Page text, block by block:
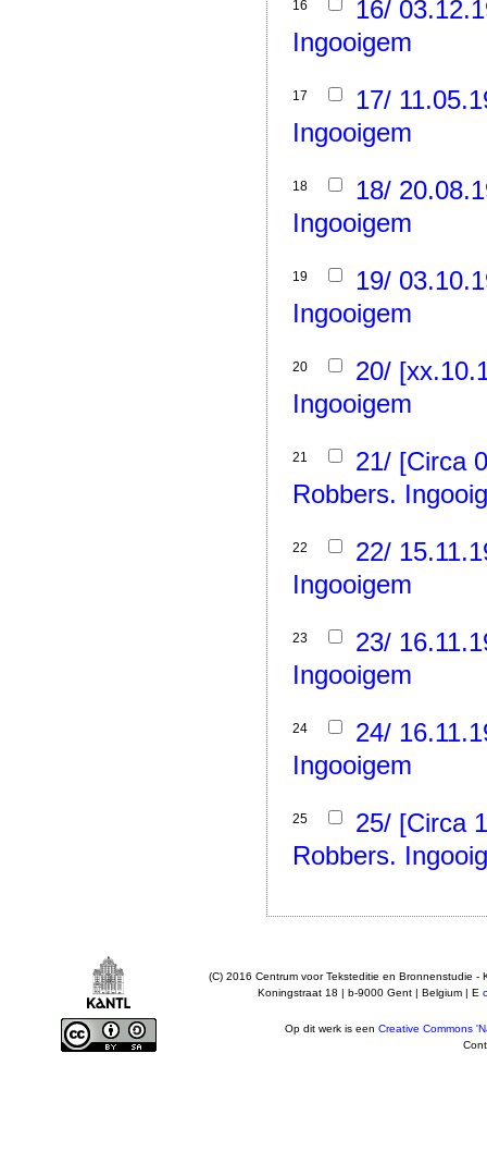
16
16/
Ingooigem
17
17/
Ingooigem
18
18/
Ingooigem
19
19/
Ingooigem
20
20/
Ingooigem
21
21/ [Circa
Robbers.
22
22/
Ingooigem
23
23/
Ingooigem
24
24/
Ingooigem
25
25/ [Circa
Robbers.
(C) 2016 Centrum voor Teksteditie en Bronnenstudie
Koningstraat 18 | b-9000 Gent | Belgium | E
Op dit werk is een Creative Commons